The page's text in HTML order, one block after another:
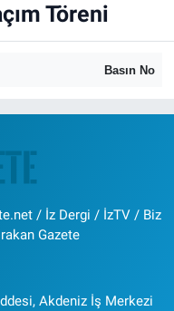
Töreni
Basın No
/ İz Dergi / İzTV / Biz
Gazete
Akdeniz İş Merkezi